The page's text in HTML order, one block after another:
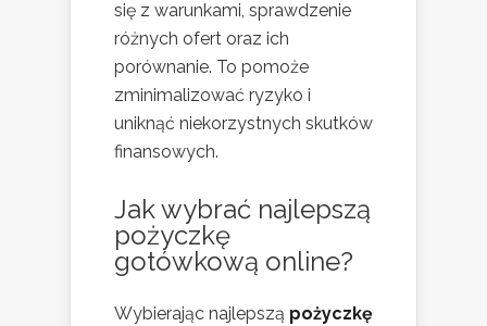
się z warunkami, sprawdzenie
różnych ofert oraz ich
porównanie. To pomoże
zminimalizować ryzyko i
uniknąć niekorzystnych skutków
finansowych.
Jak wybrać najlepszą
pożyczkę
gotówkową online?
Wybierając najlepszą pożyczkę